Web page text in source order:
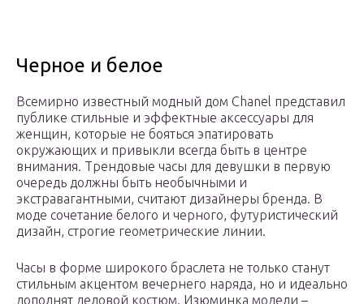
Черное и белое
Всемирно известный модный дом Chanel представил
публике стильные и эффектные аксессуары для
женщин, которые не бояться эпатировать
окружающих и привыкли всегда быть в центре
внимания. Трендовые часы для девушки в первую
очередь должны быть необычными и
экстравагантными, считают дизайнеры бренда. В
моде сочетание белого и черного, футуристический
дизайн, строгие геометрические линии.
Часы в форме широкого браслета не только станут
стильным акцентом вечернего наряда, но и идеально
дополнят деловой костюм. Изюминка модели –